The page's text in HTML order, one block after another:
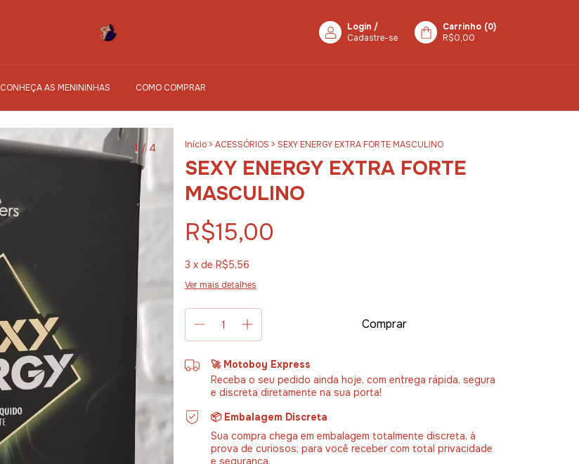
Login /
Cadastre-se
Carrinho (0)
R$0,00
CONHEÇA AS MENININHAS COMO COMPRAR
1/4 Início > ACESSÓRIOS > SEXY ENERGY EXTRA FORTE MASCULINO
SEXY ENERGY EXTRA FORTE
MASCULINO
R$15,00
3 x de R$5,56
Ver mais detalhes
🚀 Motoboy Express
Receba o seu pedido ainda hoje, com entrega rápida, segura
e discreta diretamente na sua porta!
📦 Embalagem Discreta
Sua compra chega em embalagem totalmente discreta, à
prova de curiosos, para você receber com total privacidade
e segurança.